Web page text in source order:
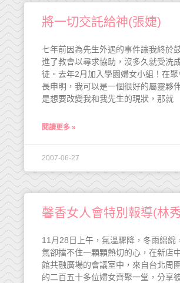
將一切交託給神(張婕)
七年前因為先生外遇的事件讓我終於
進了教會以尋求協助，沒多久就受洗
徒。去年2月加入學園婦女小組！在聚
長申明，我可以是一個很好的屬靈夥
是想要改變我和我先生的現狀，那就
閱讀更多 »
2007-06-27
馨香女人會特別報導(林
11月28日上午，氣溫驟降，冬雨綿綿
氣卻擋不住一顆顆熱切的心，在新店
館共融廣場的會議室中，來自台北周
的二百五十多位婦女齊聚一堂，分享